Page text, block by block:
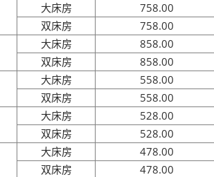
大床房
758.00
双床房
758.00
大床房
858.00
双床房
858.00
大床房
558.00
双床房
558.00
大床房
528.00
双床房
528.00
大床房
478.00
双床房
478.00